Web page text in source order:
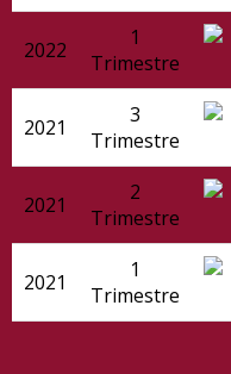
2022
1
Trimestre
2021
3
Trimestre
2021
2
Trimestre
2021
1
Trimestre